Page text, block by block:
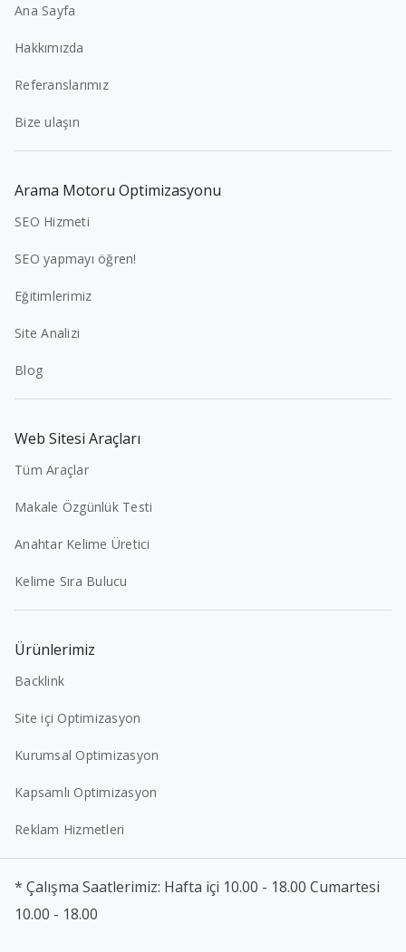
Ana Sayfa
Hakkımızda
Referanslarımız
Bize ulaşın
Arama Motoru Optimizasyonu
SEO Hizmeti
SEO yapmayı öğren!
Eğitimlerimiz
Site Analizi
Blog
Web Sitesi Araçları
Tüm Araçlar
Makale Özgünlük Testi
Anahtar Kelime Üretici
Kelime Sıra Bulucu
Ürünlerimiz
Backlink
Site içi Optimizasyon
Kurumsal Optimizasyon
Kapsamlı Optimizasyon
Reklam Hizmetleri
* Çalışma Saatlerimiz: Hafta içi 10.00 - 18.00 Cumartesi
10.00 - 18.00